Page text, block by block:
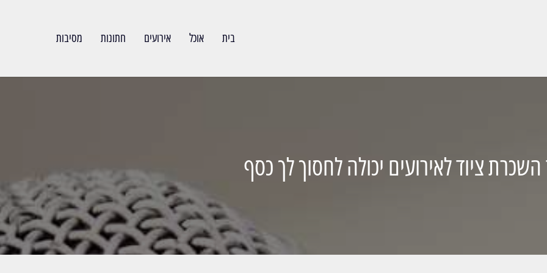
בית אוכל אירועים חתונות מסיבות
השכרת ציוד לאירועים יכולה לחסוך לך כסף